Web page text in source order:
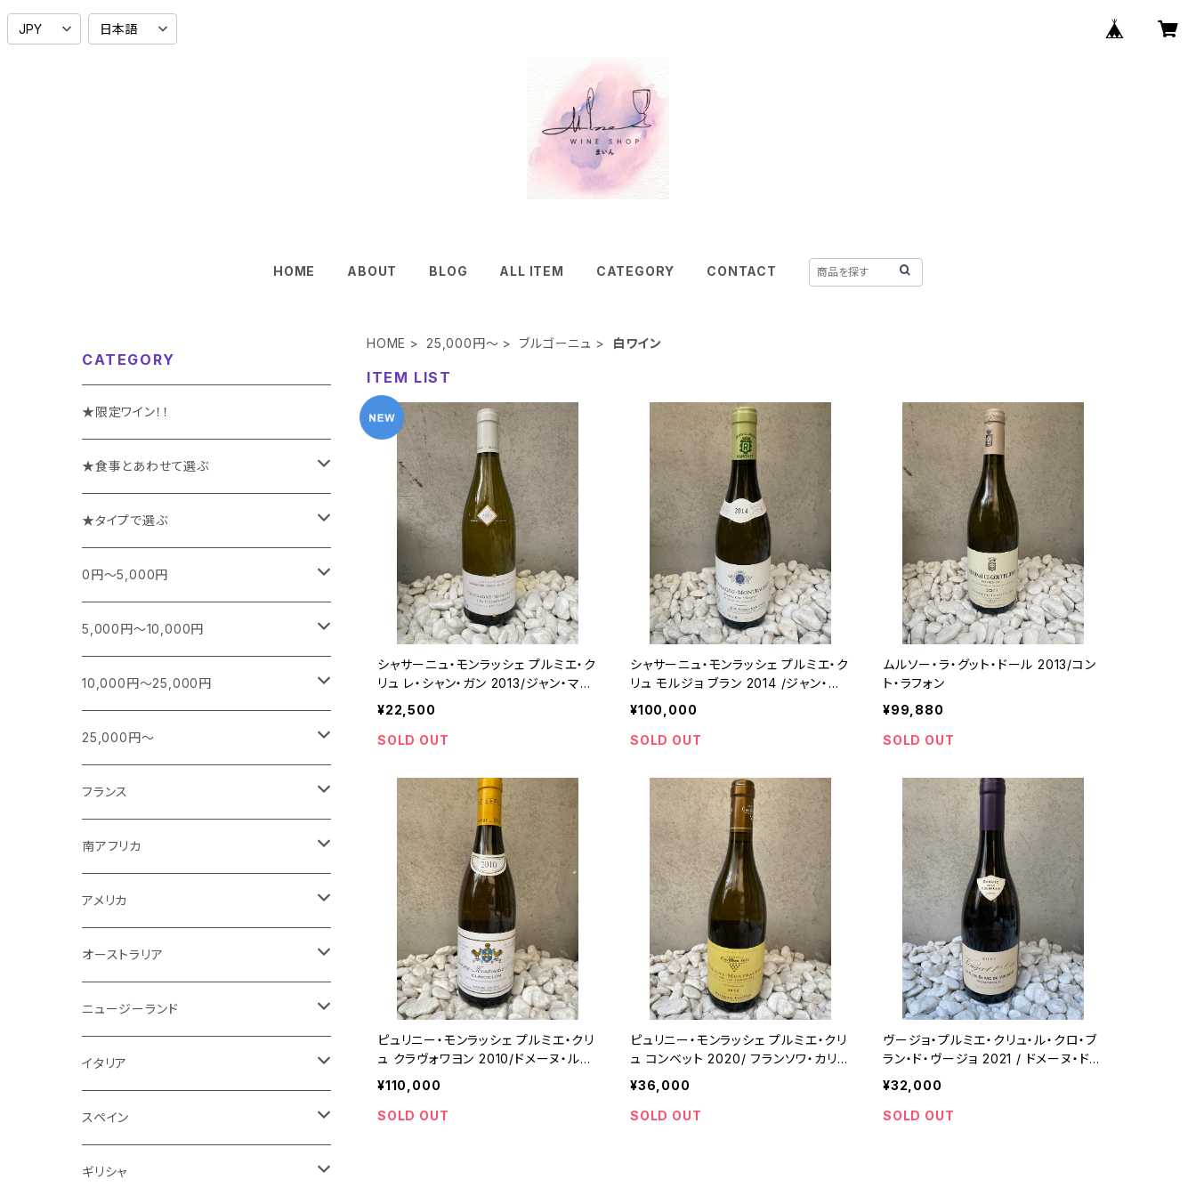
HOME ABOUT BLOG ALL ITEM CATEGORY CONTACT
HOME 25,000円～ ブルゴーニュ 白ワイン
ITEM LIST
シャサーニュ・モンラッシェ プルミエ・ク
リュ レ・シャン・ガン 2013/ジャン・マル
ク・モレ
¥22,500
SOLD OUT
シャサーニュ・モンラッシェ プルミエ・ク
リュ モルジョ ブラン 2014 /ジャン・ク
ロード・ラモネ
¥100,000
SOLD OUT
ムルソー・ラ・グット・ドール 2013/コン
ト・ラフォン
¥99,880
SOLD OUT
ピュリニー・モンラッシェ プルミエ・クリ
ュ クラヴォワヨン 2010/ドメーヌ・ルフ
レーヴ
¥110,000
SOLD OUT
ピュリニー・モンラッシェ プルミエ・クリ
ュ コンベット 2020/ フランソワ・カリヨ
ン
¥36,000
SOLD OUT
ヴージョ・プルミエ・クリュ・ル・クロ・ブ
ラン・ド・ヴージョ 2021 / ドメーヌ・ド・
ラ・ヴージュレー
¥32,000
SOLD OUT
CATEGORY
★限定ワイン！！
★食事とあわせて選ぶ
チーズや前菜と楽しむワイン
お魚料理と楽しむワイン
お肉料理と楽しむワイン
カレー、エスニック、中華などに合うワイン
特別な日に楽しむワイン
★タイプで選ぶ
スパークリング
白
白(オレンジ)
赤
ロゼ
紫！？
0円～5,000円
フランス
シャンパーニュ
ブルゴーニュ
南アフリカ
スパークリング
白ワイン
日本
スパークリング
白ワイン
アメリカ
スパークリング
白ワイン
ギリシャ
スパークリング
白ワイン
オーストラリア
スパークリング
白ワイン
チリ
スパークリング
白ワイン
イタリア
泡
白ワイン
アルゼンチン
赤
スペイン
スパークリング
ドイツ
5,000円～10,000円
フランス
シャンパーニュ
ブルゴーニュ
南アフリカ
スパークリング
白ワイン
ニュージーランド
スパークリング
白ワイン
ポルトガル
泡
白ワイン
オーストラリア
泡
白ワイン
イタリア
白
赤
ドイツ
赤
白
スペイン
赤
アメリカ
赤
オーストリア
10,000円～25,000円
フランス
シャンパーニュ
ボルドー
アメリカ
赤
白
ドイツ
白
赤
25,000円～
シャンパーニュ
ブルゴーニュ
白ワイン
赤ワイン
アメリカ
赤
フランス
シャンパーニュ
ブルゴーニュ
ボルドー
その他
南アフリカ
スパークリング
白
赤
アメリカ
スパークリング
白
赤
オーストラリア
白
赤
ニュージーランド
白
赤
イタリア
スパークリング
白
スペイン
スパークリング
ギリシャ